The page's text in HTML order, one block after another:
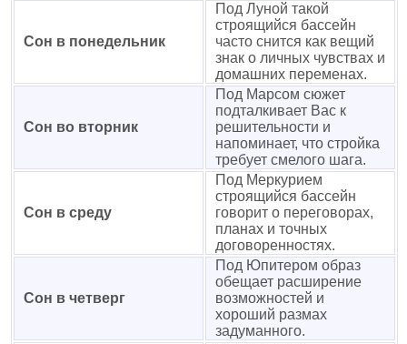
Сон в понедельник
Под Луной такой
строящийся бассейн
часто снится как вещий
знак о личных чувствах и
домашних переменах.
Сон во вторник
Под Марсом сюжет
подталкивает Вас к
решительности и
напоминает, что стройка
требует смелого шага.
Сон в среду
Под Меркурием
строящийся бассейн
говорит о переговорах,
планах и точных
договоренностях.
Сон в четверг
Под Юпитером образ
обещает расширение
возможностей и
хороший размах
задуманного.